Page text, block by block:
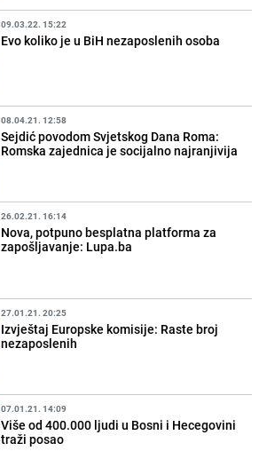
09.03.22. 15:22
Evo koliko je u BiH nezaposlenih osoba
08.04.21. 12:58
Sejdić povodom Svjetskog Dana Roma:
Romska zajednica je socijalno najranjivija
26.02.21. 16:14
Nova, potpuno besplatna platforma za
zapošljavanje: Lupa.ba
27.01.21. 20:25
Izvještaj Europske komisije: Raste broj
nezaposlenih
07.01.21. 14:09
Više od 400.000 ljudi u Bosni i Hecegovini
traži posao